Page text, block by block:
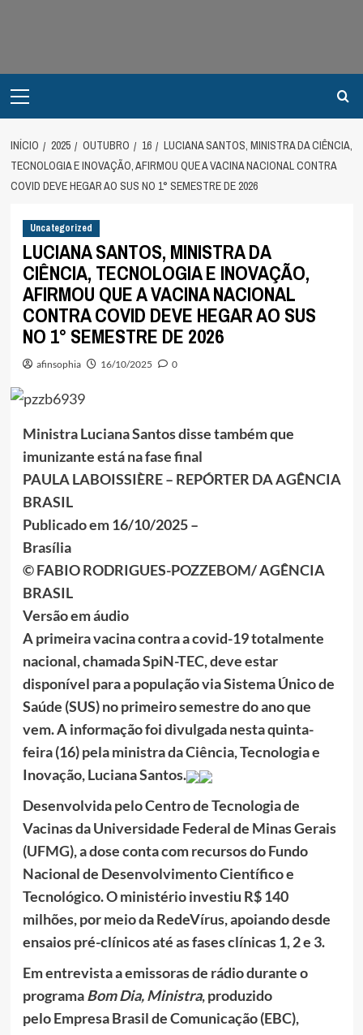
conteúdo
Menu
INÍCIO 2025 OUTUBRO 16
LUCIANA SANTOS, MINISTRA DA CIÊNCIA,
TECNOLOGIA E INOVAÇÃO, AFIRMOU QUE A VACINA NACIONAL CONTRA
COVID DEVE HEGAR AO SUS NO 1° SEMESTRE DE 2026
Uncategorized
LUCIANA SANTOS, MINISTRA DA
CIÊNCIA, TECNOLOGIA E INOVAÇÃO,
AFIRMOU QUE A VACINA NACIONAL
CONTRA COVID DEVE HEGAR AO SUS
NO 1° SEMESTRE DE 2026
afinsophia 16/10/2025 0
Ministra Luciana Santos disse também que
imunizante está na fase final
PAULA LABOISSIÈRE – REPÓRTER DA AGÊNCIA
BRASIL
Publicado em 16/10/2025 –
Brasília
© FABIO RODRIGUES-POZZEBOM/ AGÊNCIA
BRASIL
Versão em áudio
A primeira vacina contra a covid-19 totalmente
nacional, chamada SpiN-TEC, deve estar
disponível para a população via Sistema Único de
Saúde (SUS) no primeiro semestre do ano que
vem. A informação foi divulgada nesta quinta-
feira (16) pela ministra da Ciência, Tecnologia e
Inovação, Luciana Santos.
Desenvolvida pelo Centro de Tecnologia de
Vacinas da Universidade Federal de Minas Gerais
(UFMG), a dose conta com recursos do Fundo
Nacional de Desenvolvimento Científico e
Tecnológico. O ministério investiu R$ 140
milhões, por meio da RedeVírus, apoiando desde
ensaios pré-clínicos até as fases clínicas 1, 2 e 3.
Em entrevista a emissoras de rádio durante o
programaBom Dia, Ministra, produzido
pelo Empresa Brasil de Comunicação (EBC),